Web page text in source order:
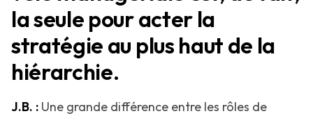
la seule pour acter la
stratégie au plus haut de la
hiérarchie.
J.B. : Une grande différence entre les rôles de